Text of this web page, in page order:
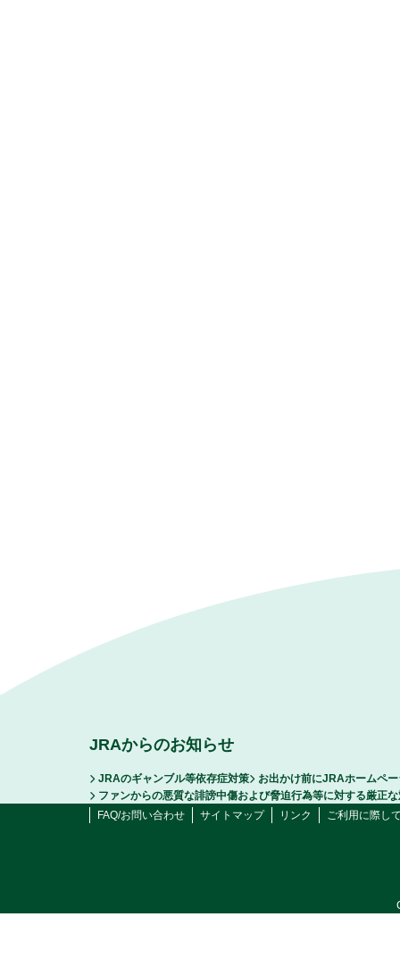
JRAからのお知らせ
JRAのギャンブル等依存症対策
お出かけ前にJRAホームペ
ファンからの悪質な誹謗中傷および脅迫行為等に対する厳正
FAQ/お問い合わせ
サイトマップ リンク ご利用に際し